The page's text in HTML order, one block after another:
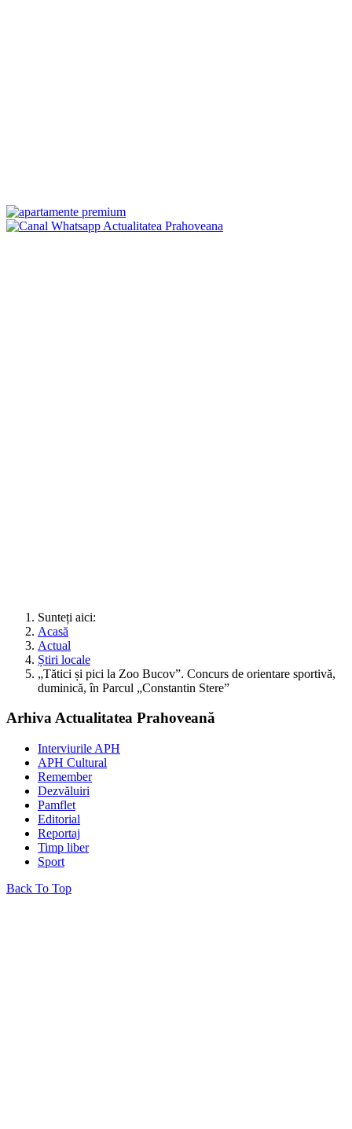
Sunteți aici:
Acasă
Actual
Știri locale
„Tătici și pici la Zoo Bucov”. Concurs de orientare sportivă,
duminică, în Parcul „Constantin Stere”
Arhiva Actualitatea Prahoveană
Interviurile APH
APH Cultural
Remember
Dezvăluiri
Pamflet
Editorial
Reportaj
Timp liber
Sport
Back To Top